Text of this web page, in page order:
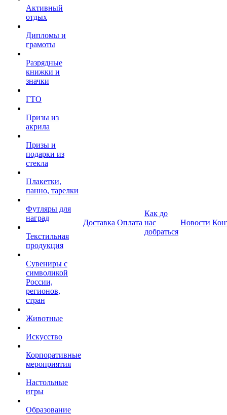
Активный
отдых
Дипломы и
грамоты
Разрядные
книжки и
значки
ГТО
Призы из
акрила
Призы и
подарки из
стекла
Плакетки,
панно, тарелки
Футляры для
наград
Текстильная
продукция
Сувениры с
символикой
России,
регионов,
стран
Животные
Искусство
Корпоративные
мероприятия
Настольные
игры
Образование
Доставка Оплата
Как до
нас
добраться
Новости